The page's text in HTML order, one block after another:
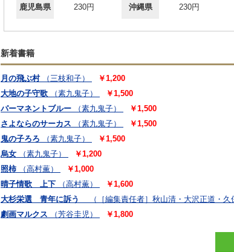
鹿児島県 230円 沖縄県 230円
新着書籍
月の飛ぶ村 （三枝和子）
￥1,200
大地の子守歌
（素九鬼子）
￥1,500
パーマネントブルー
（素九鬼子）
￥1,500
さよならのサーカス
（素九鬼子）
￥1,500
鬼の子ろろ
（素九鬼子）
￥1,500
烏女
（素九鬼子）
￥1,200
照柿
（高村薫）
￥1,000
晴子情歌 上下
（高村薫）
￥1,600
大杉栄選 青年に訴う
（［編集責任者］秋山清・大沢正道・
劇画マルクス
（芳谷圭児） ￥1,800